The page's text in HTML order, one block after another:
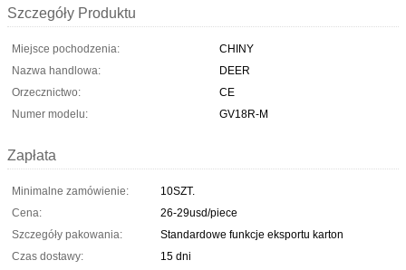
Szczegóły Produktu
Miejsce pochodzenia:
CHINY
Nazwa handlowa:
DEER
Orzecznictwo:
CE
Numer modelu:
GV18R-M
Zapłata
Minimalne zamówienie:
10SZT.
Cena:
26-29usd/piece
Szczegóły pakowania:
Standardowe funkcje eksportu karton
Czas dostawy:
15 dni